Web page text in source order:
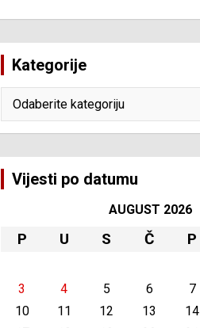
Kategorije
Vijesti po datumu
AUGUST 2026
P U S Č P
3
4 5 6 7
10
11 12 13 14